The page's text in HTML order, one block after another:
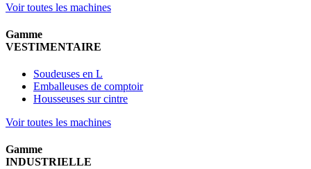
Voir toutes les machines
Gamme
VESTIMENTAIRE
Soudeuses en L
Emballeuses de comptoir
Housseuses sur cintre
Voir toutes les machines
Gamme
INDUSTRIELLE